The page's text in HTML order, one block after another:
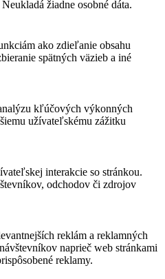
Neukladá žiadne osobné dáta.
ako zdieľanie obsahu
spätných väzieb a iné
kľúčových výkonných
užívateľskému zážitku
interakcie so stránkou.
odchodov či zdrojov
reklám a reklamných
naprieč web stránkami
reklamy.